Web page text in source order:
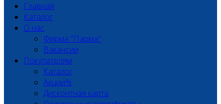
Главная
Каталог
О нас
Фирма "Парма"
Вакансии
Покупателям
Каталог
Акции%
Дисконтная карта